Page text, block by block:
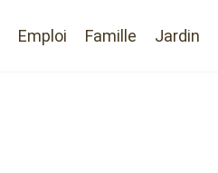
Emploi Famille Jardin